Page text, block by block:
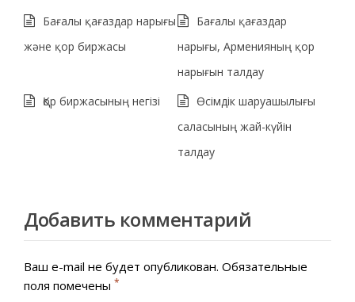
Бағалы қағаздар нарығы
және қор биржасы
Бағалы қағаздар
нарығы, Арменияның қор
нарығын талдау
Қор биржасының негізі
Өсімдік шаруашылығы
саласының жай-күйін
талдау
Добавить комментарий
Ваш e-mail не будет опубликован. Обязательные
поля помечены *